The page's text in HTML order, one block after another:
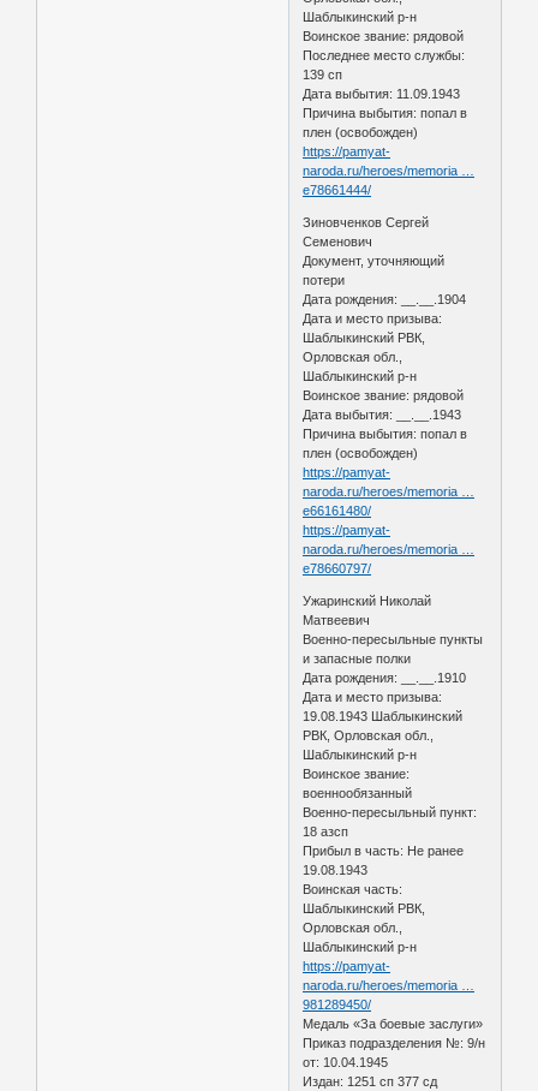
Шаблыкинский р-н
Воинское звание: рядовой
Последнее место службы:
139 сп
Дата выбытия: 11.09.1943
Причина выбытия: попал в
плен (освобожден)
https://pamyat-
naroda.ru/heroes/memoria …
e78661444/
Зиновченков Сергей
Семенович
Документ, уточняющий
потери
Дата рождения: __.__.1904
Дата и место призыва:
Шаблыкинский РВК,
Орловская обл.,
Шаблыкинский р-н
Воинское звание: рядовой
Дата выбытия: __.__.1943
Причина выбытия: попал в
плен (освобожден)
https://pamyat-
naroda.ru/heroes/memoria …
e66161480/
https://pamyat-
naroda.ru/heroes/memoria …
e78660797/
Ужаринский Николай
Матвеевич
Военно-пересыльные пункты
и запасные полки
Дата рождения: __.__.1910
Дата и место призыва:
19.08.1943 Шаблыкинский
РВК, Орловская обл.,
Шаблыкинский р-н
Воинское звание:
военнообязанный
Военно-пересыльный пункт:
18 азсп
Прибыл в часть: Не ранее
19.08.1943
Воинская часть:
Шаблыкинский РВК,
Орловская обл.,
Шаблыкинский р-н
https://pamyat-
naroda.ru/heroes/memoria …
981289450/
Медаль «За боевые заслуги»
Приказ подразделения №: 9/н
от: 10.04.1945
Издан: 1251 сп 377 сд